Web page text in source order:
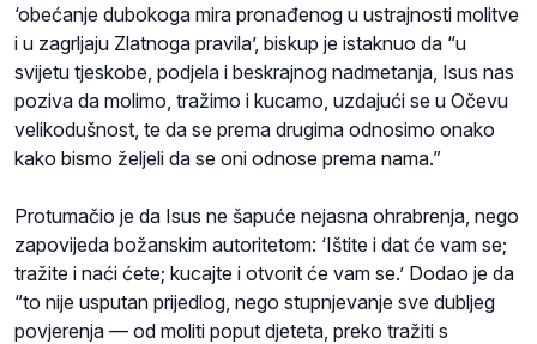
‘obećanje dubokoga mira pronađenog u ustrajnosti molitve
i u zagrljaju Zlatnoga pravila’, biskup je istaknuo da “u
svijetu tjeskobe, podjela i beskrajnog nadmetanja, Isus nas
poziva da molimo, tražimo i kucamo, uzdajući se u Očevu
velikodušnost, te da se prema drugima odnosimo onako
kako bismo željeli da se oni odnose prema nama.”
Protumačio je da Isus ne šapuće nejasna ohrabrenja, nego
zapovijeda božanskim autoritetom: ‘Ištite i dat će vam se;
tražite i naći ćete; kucajte i otvorit će vam se.’ Dodao je da
“to nije usputan prijedlog, nego stupnjevanje sve dubljeg
povjerenja — od moliti poput djeteta, preko tražiti s